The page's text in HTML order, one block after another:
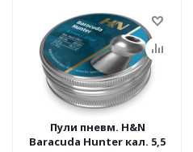
Пули пневм. H&N
Baracuda Hunter кал. 5,5